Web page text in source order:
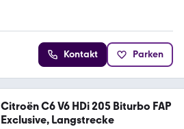
Kontakt Parken
Citroën C6 V6 HDi 205 Biturbo FAP
Exclusive, Langstrecke